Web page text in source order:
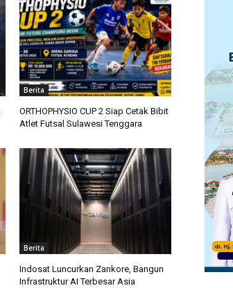
Berita
ORTHOPHYSIO CUP 2 Siap Cetak Bibit
Atlet Futsal Sulawesi Tenggara
Berita
Indosat Luncurkan Zankore, Bangun
Infrastruktur AI Terbesar Asia